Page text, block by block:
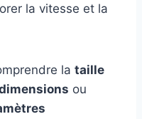
la vitesse et la
la taille
ou